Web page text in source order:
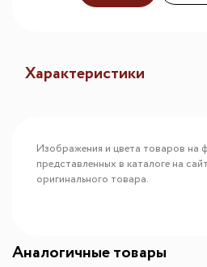
Характеристики
Изображения и цвета товаров на
представленных в каталоге на
оригинального товара.
Аналогичные товары